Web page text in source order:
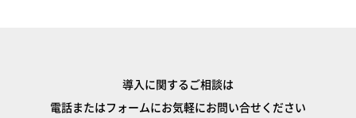
導入に関するご相談は
電話またはフォームにお気軽にお問い合せください